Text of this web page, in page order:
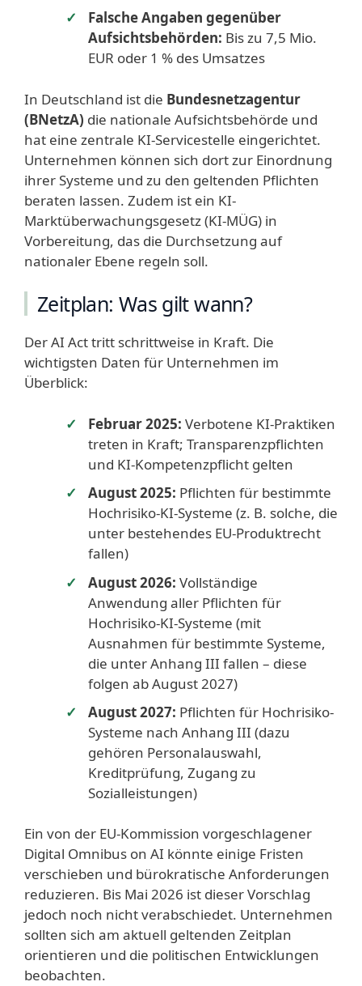
Falsche Angaben gegenüber
Aufsichtsbehörden: Bis zu 7,5 Mio.
EUR oder 1 % des Umsatzes
In Deutschland ist die Bundesnetzagentur
(BNetzA) die nationale Aufsichtsbehörde und
hat eine zentrale KI-Servicestelle eingerichtet.
Unternehmen können sich dort zur Einordnung
ihrer Systeme und zu den geltenden Pflichten
beraten lassen. Zudem ist ein KI-
Marktüberwachungsgesetz (KI-MÜG) in
Vorbereitung, das die Durchsetzung auf
nationaler Ebene regeln soll.
Zeitplan: Was gilt wann?
Der AI Act tritt schrittweise in Kraft. Die
wichtigsten Daten für Unternehmen im
Überblick:
Februar 2025: Verbotene KI-Praktiken
treten in Kraft; Transparenzpflichten
und KI-Kompetenzpflicht gelten
August 2025: Pflichten für bestimmte
Hochrisiko-KI-Systeme (z. B. solche, die
unter bestehendes EU-Produktrecht
fallen)
August 2026: Vollständige
Anwendung aller Pflichten für
Hochrisiko-KI-Systeme (mit
Ausnahmen für bestimmte Systeme,
die unter Anhang III fallen – diese
folgen ab August 2027)
August 2027: Pflichten für Hochrisiko-
Systeme nach Anhang III (dazu
gehören Personalauswahl,
Kreditprüfung, Zugang zu
Sozialleistungen)
Ein von der EU-Kommission vorgeschlagener
Digital Omnibus on AI könnte einige Fristen
verschieben und bürokratische Anforderungen
reduzieren. Bis Mai 2026 ist dieser Vorschlag
jedoch noch nicht verabschiedet. Unternehmen
sollten sich am aktuell geltenden Zeitplan
orientieren und die politischen Entwicklungen
beobachten.